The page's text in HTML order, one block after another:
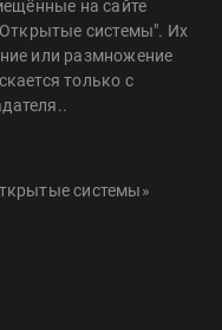
на сайте
системы". Их
или размножение
только с
системы»